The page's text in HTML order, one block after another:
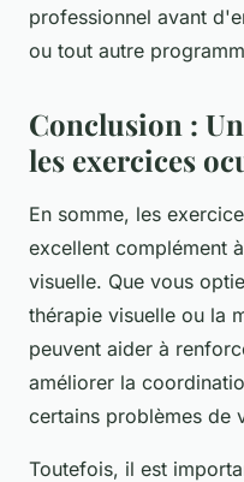
professionnel avant
ou tout autre
Conclusion :
les exercices
En somme, les
excellent complément
visuelle. Que vous
thérapie visuelle ou la
peuvent aider à
améliorer la
certains problèmes de
Toutefois, il est